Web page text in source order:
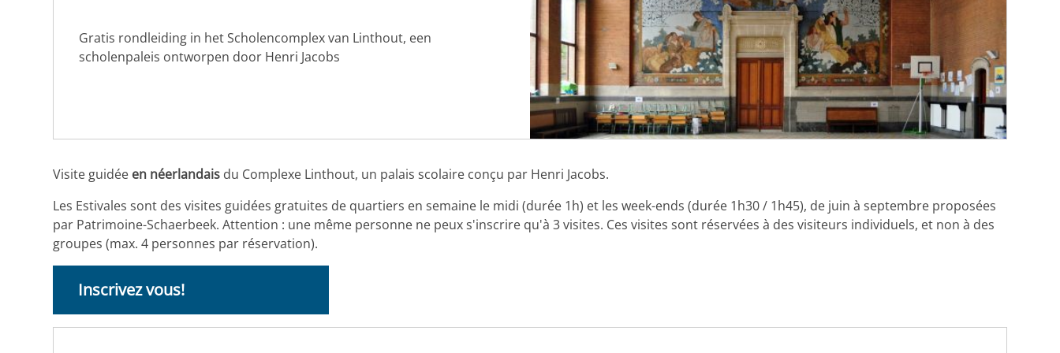
Gratis rondleiding in het Scholencomplex van Linthout, een
scholenpaleis ontworpen door Henri Jacobs
Visite guidée en néerlandais du Complexe Linthout, un palais scolaire conçu par Henri Jacobs.
Les Estivales sont des visites guidées gratuites de quartiers en semaine le midi (durée 1h) et les week-ends (durée 1h30 / 1h45), de juin à septembre proposées
par Patrimoine-Schaerbeek. Attention : une même personne ne peux s'inscrire qu'à 3 visites. Ces visites sont réservées à des visiteurs individuels, et non à des
groupes (max. 4 personnes par réservation).
Inscrivez vous!